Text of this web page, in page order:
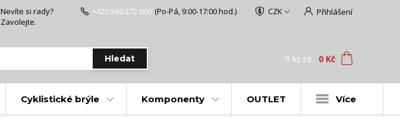
CZK Přihlášení
Hledat
Nevíte si rady?
Zavolejte.
+420 549 272 000 (Po-Pá, 9:00-17:00 hod.)
0 ks za 0 Kč
Cyklistické brýle Komponenty OUTLET Více